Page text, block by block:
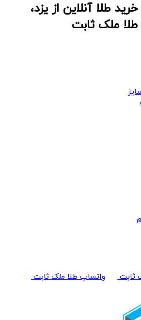
طلا آنلاین از یزد،
ملک ثابت
ثابت
واتساپ طلا ملک ثابت